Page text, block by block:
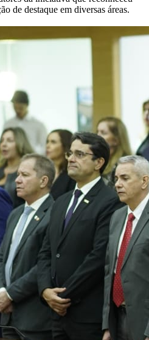
de destaque em diversas áreas.